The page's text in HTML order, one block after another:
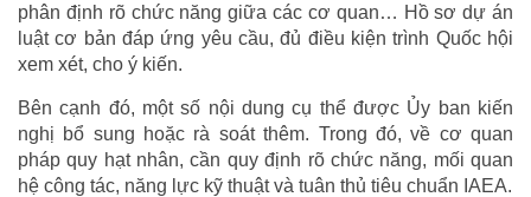
phân định rõ chức năng giữa các cơ quan… Hồ sơ dự án
luật cơ bản đáp ứng yêu cầu, đủ điều kiện trình Quốc hội
xem xét, cho ý kiến.
Bên cạnh đó, một số nội dung cụ thể được Ủy ban kiến
nghị bổ sung hoặc rà soát thêm. Trong đó, về cơ quan
pháp quy hạt nhân, cần quy định rõ chức năng, mối quan
hệ công tác, năng lực kỹ thuật và tuân thủ tiêu chuẩn IAEA.